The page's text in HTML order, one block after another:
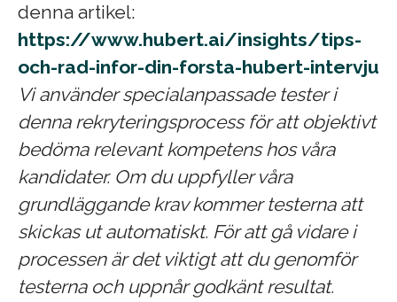
denna artikel:
https://www.hubert.ai/insights/tips-
och-rad-infor-din-forsta-hubert-intervju
Vi använder specialanpassade tester i
denna rekryteringsprocess för att objektivt
bedöma relevant kompetens hos våra
kandidater. Om du uppfyller våra
grundläggande krav kommer testerna att
skickas ut automatiskt. För att gå vidare i
processen är det viktigt att du genomför
testerna och uppnår godkänt resultat.